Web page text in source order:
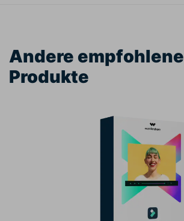
Andere empfohlene
Produkte